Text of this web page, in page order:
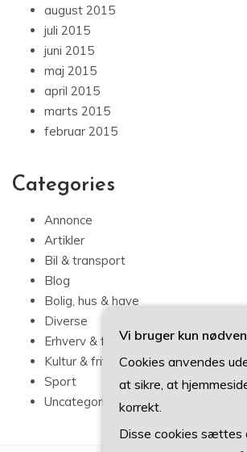
august 2015
juli 2015
juni 2015
maj 2015
april 2015
marts 2015
februar 2015
Categories
Annonce
Artikler
Bil & transport
Blog
Bolig, hus & have
Diverse
Erhverv & forbrug
Kultur & fritid
Sport
Uncategorized
Vi bruger kun
Cookies anvendes
at sikre, at
korrekt.
Disse cookies sættes